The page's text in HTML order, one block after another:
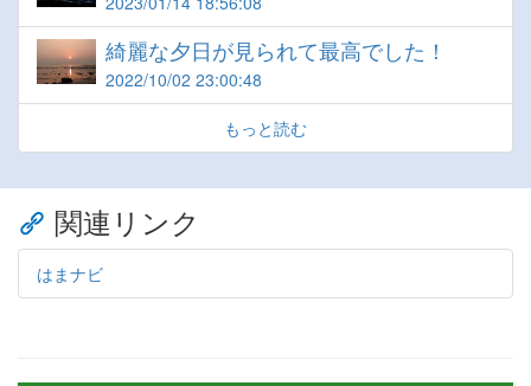
綺麗な夕日が見られて最高でした！
2022/10/02 23:00:48
もっと読む
関連リンク
はまナビ